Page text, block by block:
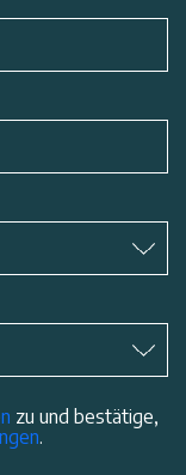
zu und bestätige,
.